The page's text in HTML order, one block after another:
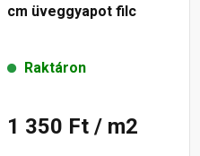
cm üveggyapot filc
Raktáron
1 350 Ft / m2